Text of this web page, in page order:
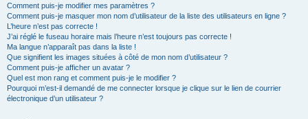
Comment puis-je modifier mes paramètres ?
Comment puis-je masquer mon nom d’utilisateur de la liste des utilisateurs en ligne ?
L’heure n’est pas correcte !
J’ai réglé le fuseau horaire mais l’heure n’est toujours pas correcte !
Ma langue n’apparaît pas dans la liste !
Que signifient les images situées à côté de mon nom d’utilisateur ?
Comment puis-je afficher un avatar ?
Quel est mon rang et comment puis-je le modifier ?
Pourquoi m’est-il demandé de me connecter lorsque je clique sur le lien de courrier
électronique d’un utilisateur ?